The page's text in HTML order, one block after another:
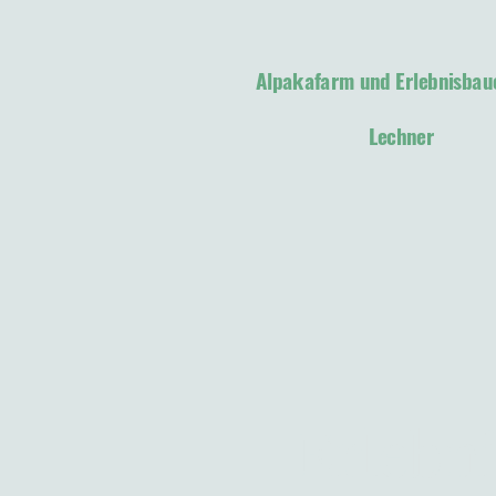
Alpakafarm und
Lechner